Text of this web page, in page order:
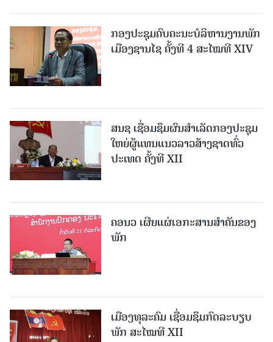
ກອງປະຊຸມຄົບຄະນະບໍລິຫານງານພັກ
ເມືອງຊານ​ໄຊ ຄັ້ງທີ 4 ສະໄໝທີ XIV
ສນຊ ເຊື່ອມຊຶມຜົນສໍາເລັດກອງປະຊຸມ
ໃຫຍ່ຜູ້ແທນແນວລາວສ້າງຊາດທົ່ວ
ປະເທດ ຄັ້ງທີ XII
ຄອນວ ເຜີຍແຜ່ເອກະສານສໍາຄັນຂອງ
ພັກ
ເມືອງທຸລະຄົມ ເຊື່ອມຊຶມກົດລະບຽບ
ພັກ ສະໄໝທີ XII